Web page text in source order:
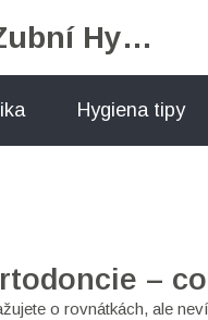
Péče o Zubní Hygienu
Hygiena tipy
–
o rovnátkách, ale